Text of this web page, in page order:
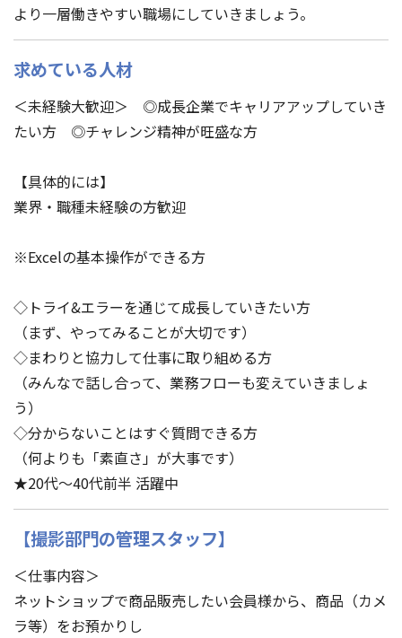
より一層働きやすい職場にしていきましょう。
求めている人材
＜未経験大歓迎＞ ◎成長企業でキャリアアップしていき
たい方 ◎チャレンジ精神が旺盛な方
【具体的には】
業界・職種未経験の方歓迎
※Excelの基本操作ができる方
◇トライ&エラーを通じて成長していきたい方
（まず、やってみることが大切です）
◇まわりと協力して仕事に取り組める方
（みんなで話し合って、業務フローも変えていきましょ
う）
◇分からないことはすぐ質問できる方
（何よりも「素直さ」が大事です）
★20代～40代前半 活躍中
【撮影部門の管理スタッフ】
＜仕事内容＞
ネットショップで商品販売したい会員様から、商品（カメ
ラ等）をお預かりし